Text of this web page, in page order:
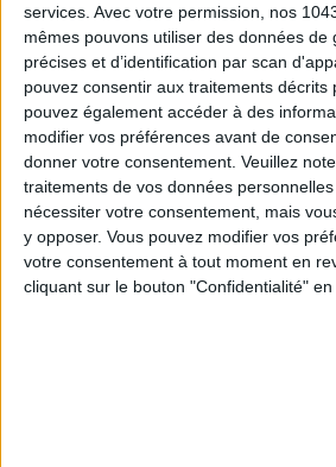
services. Avec votre permission, nos
mêmes pouvons utiliser des données de
précises et d’identification par scan
pouvez consentir aux traitements décrits
pouvez également accéder à des
modifier vos préférences avant de
donner votre consentement. Veuillez
traitements de vos données
nécessiter votre consentement, mais
y opposer. Vous pouvez modifier vos
votre consentement à tout moment en
cliquant sur le bouton "Confidentialité" en
A precious setting for arose
Blush of roses powder, 12 shades,
www.galerieslafayette.com